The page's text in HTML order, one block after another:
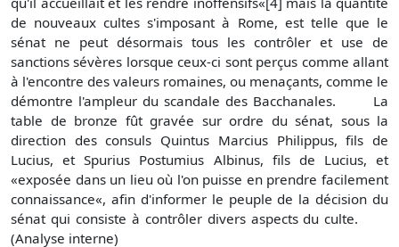
de nouveaux cultes s'imposant à Rome, est telle que le
sénat ne peut désormais tous les contrôler et use de
sanctions sévères lorsque ceux-ci sont perçus comme allant
à l'encontre des valeurs romaines, ou menaçants, comme le
démontre l'ampleur du scandale des Bacchanales. La
table de bronze fût gravée sur ordre du sénat, sous la
direction des consuls Quintus Marcius Philippus, fils de
Lucius, et Spurius Postumius Albinus, fils de Lucius, et
«exposée dans un lieu où l'on puisse en prendre facilement
connaissance«, afin d'informer le peuple de la décision du
sénat qui consiste à contrôler divers aspects du culte.
(Analyse interne)